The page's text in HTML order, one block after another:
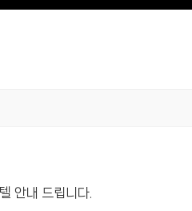
안내 드립니다.